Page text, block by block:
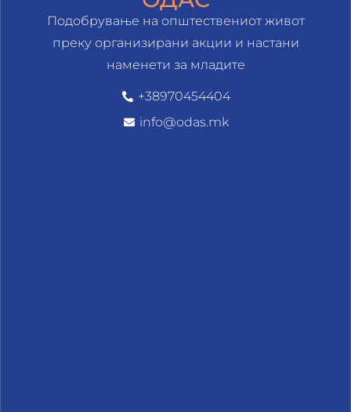
Подобрување на општествениот живот
преку организирани акции и настани
наменети за младите
+38970454404
info@odas.mk